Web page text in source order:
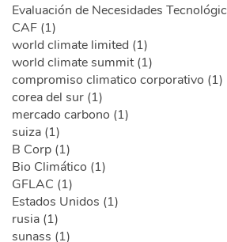
Evaluación de Necesidades
CAF (1)
world climate limited (1)
world climate summit (1)
compromiso climatico corporativo (1)
corea del sur (1)
mercado carbono (1)
suiza (1)
B Corp (1)
Bio Climático (1)
GFLAC (1)
Estados Unidos (1)
rusia (1)
sunass (1)